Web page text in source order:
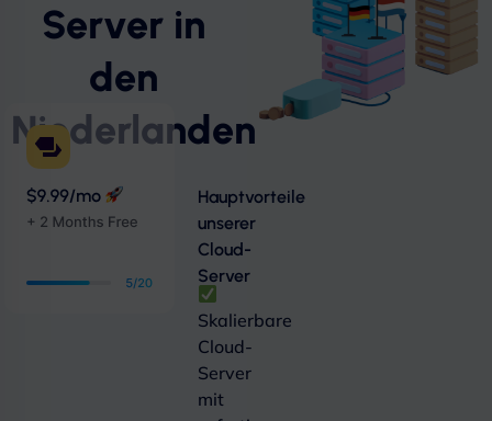
Server in
den
Niederlanden
Hauptvorteile
unserer
Cloud-
Server
Skalierbare
Cloud-
Server
mit